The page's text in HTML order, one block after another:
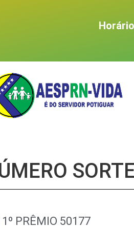
1º PRÊMIO 50177